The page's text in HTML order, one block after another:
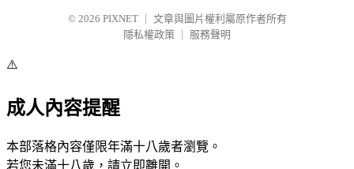
© 2026 PIXNET
文章與圖片權利屬原作者所有
隱私權政策
服務聲明
⚠️
成人內容提醒
本部落格內容僅限年滿十八歲者瀏覽。
若您未滿十八歲，請立即離開。